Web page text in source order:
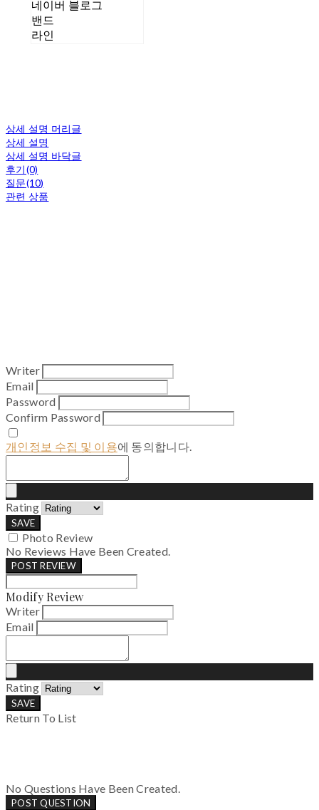
네이버 블로그
밴드
라인
상세 설명 머리글
상세 설명
상세 설명 바닥글
후기(0)
질문(10)
관련 상품
Writer
Email
Password
Confirm Password
개인정보 수집 및 이용에 동의합니다.
Rating
SAVE
Photo Review
No Reviews Have Been Created.
POST REVIEW
Modify Review
Writer
Email
Rating
SAVE
Return To List
No Questions Have Been Created.
POST QUESTION